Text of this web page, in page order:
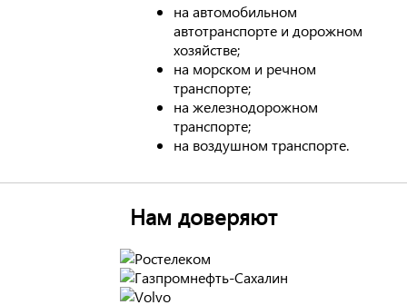
на автомобильном
автотранспорте и дорожном
хозяйстве;
на морском и речном
транспорте;
на железнодорожном
транспорте;
на воздушном транспорте.
Нам доверяют